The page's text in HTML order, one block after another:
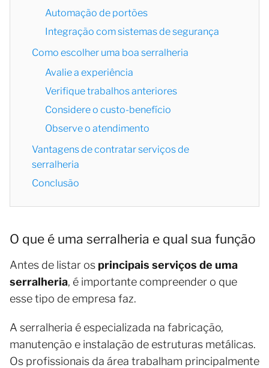
Automação de portões
Integração com sistemas de segurança
Como escolher uma boa serralheria
Avalie a experiência
Verifique trabalhos anteriores
Considere o custo-benefício
Observe o atendimento
Vantagens de contratar serviços de
serralheria
Conclusão
O que é uma serralheria e qual sua função
Antes de listar os principais serviços de uma
serralheria, é importante compreender o que
esse tipo de empresa faz.
A serralheria é especializada na fabricação,
manutenção e instalação de estruturas metálicas.
Os profissionais da área trabalham principalmente